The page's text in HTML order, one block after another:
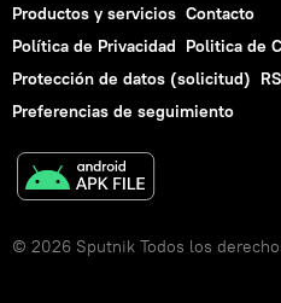
Productos y servicios Contacto
Política de Privacidad Politica de
Protección de datos (solicitud)
Preferencias de seguimiento
© 2026 Sputnik Todos los